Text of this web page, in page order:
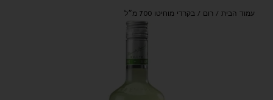
עמוד הבית / רום / בקרדי מוחיטו 700 מ״ל